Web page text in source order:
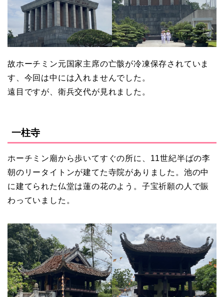
故ホーチミン元国家主席の亡骸が冷凍保存されていま
す、今回は中には入れませんでした。
遠目ですが、衛兵交代が見れました。
一柱寺
ホーチミン廟から歩いてすぐの所に、11世紀半ばの李
朝のリータイトンが建てた寺院がありました。池の中
に建てられた仏堂は蓮の花のよう。子宝祈願の人で賑
わっていました。